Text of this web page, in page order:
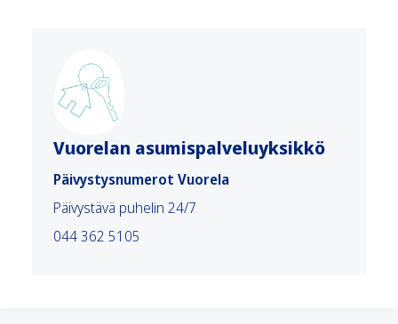
Vuorelan asumispalveluyksikkö
Päivystysnumerot Vuorela
Päivystävä puhelin 24/7
044 362 5105